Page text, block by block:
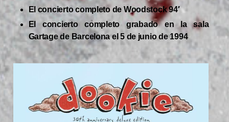
El concierto completo de Woodstock 94′
El concierto completo grabado en la sala
Gartage de Barcelona el 5 de junio de 1994